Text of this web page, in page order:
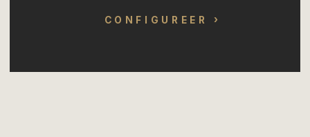
CONFIGUREER